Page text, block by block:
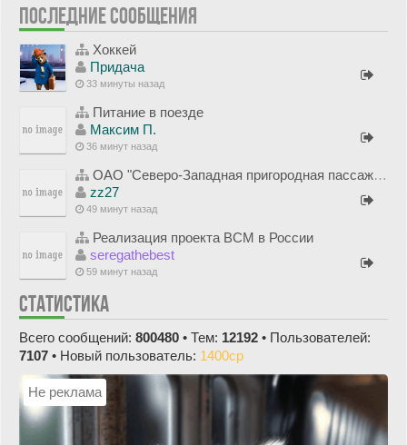
ПОСЛЕДНИЕ СООБЩЕНИЯ
Хоккей
Придача
33 минуты назад
Питание в поезде
Максим П.
36 минут назад
ОАО "Северо-Западная пригородная пассажирская компания"
zz27
49 минут назад
Реализация проекта ВСМ в России
seregathebest
59 минут назад
СТАТИСТИКА
Всего сообщений: 800480 • Тем: 12192 • Пользователей:
7107 • Новый пользователь: 1400cp
Не реклама